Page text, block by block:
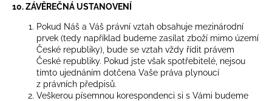
10. ZÁVĚREČNÁ USTANOVENÍ
Pokud Náš a Váš právní vztah obsahuje mezinárodní
prvek (tedy například budeme zasílat zboží mimo území
České republiky), bude se vztah vždy řídit právem
České republiky. Pokud jste však spotřebitelé, nejsou
tímto ujednáním dotčena Vaše práva plynoucí
z právních předpisů.
Veškerou písemnou korespondenci si s Vámi budeme